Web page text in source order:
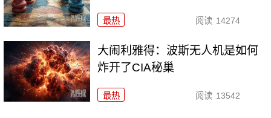
最热 阅读 14274
大闹利雅得：波斯无人机是如何
炸开了CIA秘巢
最热 阅读 13542